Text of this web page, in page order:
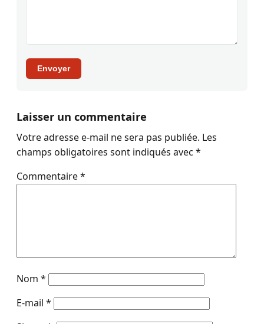
Envoyer
Laisser un commentaire
Votre adresse e-mail ne sera pas publiée. Les
champs obligatoires sont indiqués avec *
Commentaire*
Nom *
E-mail *